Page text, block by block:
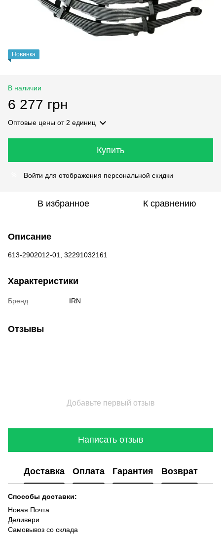
Новинка
В наличии
6 277 грн
Оптовые цены от 2 единиц
Купить
Войти для отображения персональной скидки
В избранное К сравнению
Описание
613-2902012-01, 32291032161
Характеристики
Бренд IRN
Отзывы
Добавьте первый отзыв
Написать отзыв
Доставка Оплата Гарантия Возврат
Способы доставки:
Новая Почта
Деливери
Самовывоз со склада